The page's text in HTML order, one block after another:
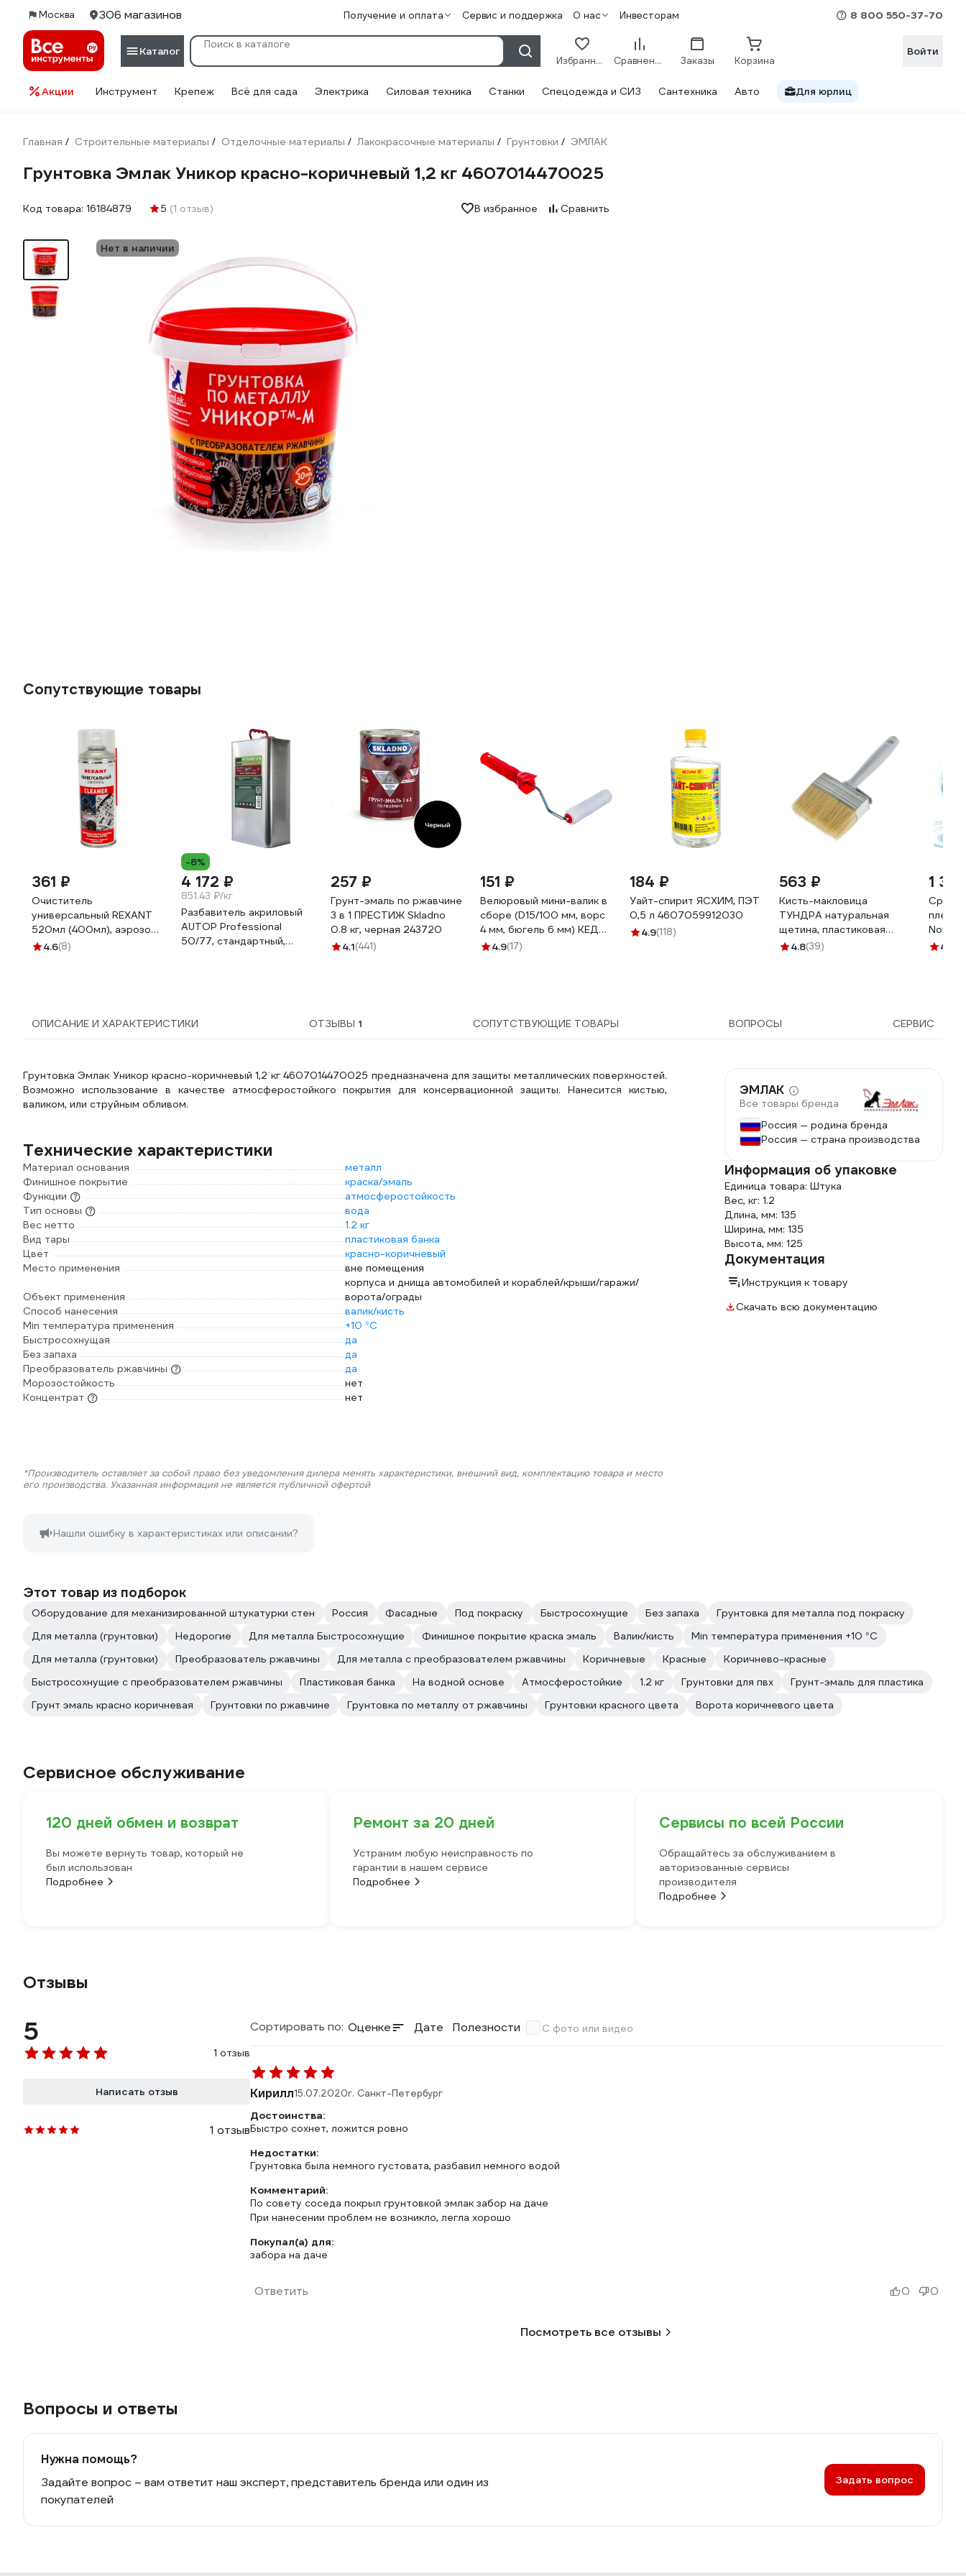
Москва 306 магазинов Получение и оплата Сервис и поддержка О нас Инвесторам 8 800 550-37-70
Каталог
Избранное Сравнение Заказы Корзина
Войти
Акции Инструмент Крепеж Всё для сада Электрика Силовая техника Станки Спецодежда и СИЗ Сантехника Авто Для юрлиц
Главная / Строительные материалы / Отделочные материалы / Лакокрасочные материалы / Грунтовки / ЭМЛАК
Грунтовка Эмлак Уникор красно-коричневый 1,2 кг 4607014470025
Код товара: 16184879 5 (1 отзыв) В избранное Сравнить
Нет в наличии
Сопутствующие товары
361 ₽
Очиститель
универсальный REXANT
520мл (400мл), аэрозоль
85-0002
4.6(8)
-8%
4 172 ₽
851.43 ₽/кг
Разбавитель акриловый
AUTOP Professional
50/77, стандартный,
257 ₽
Грунт-эмаль по ржавчине
3 в 1 ПРЕСТИЖ Skladno
0.8 кг, черная 243720
4.1(441)
151 ₽
Велюровый мини-валик в
сборе (D15/100 мм, ворс
4 мм, бюгель 6 мм) КЕДР
043-1510 25948
4.9(17)
184 ₽
Уайт-спирит ЯСХИМ, ПЭТ
0,5 л 4607059912030
4.9(118)
563 ₽
Кисть-макловица
ТУНДРА натуральная
щетина, пластиковая
ручка, 50 х 180 мм 881584
4.8(39)
1
Foam
4.9
ОПИСАНИЕ И ХАРАКТЕРИСТИКИ ОТЗЫВЫ 1 СОПУТСТВУЮЩИЕ ТОВАРЫ ВОПРОСЫ СЕРВИС
Грунтовка Эмлак Уникор красно-коричневый 1,2 кг 4607014470025 предназначена для защиты металлических поверхностей.
Возможно использование в качестве атмосферостойкого покрытия для консервационной защиты. Нанесится кистью,
валиком, или струйным обливом.
Технические характеристики
Материал основания
металл
Финишное покрытие
краска/эмаль
Функции
атмосферостойкость
Тип основы
вода
Вес нетто
1.2 кг
Вид тары
пластиковая банка
Цвет
красно-коричневый
Место применения
вне помещения
Объект применения
корпуса и днища автомобилей и кораблей/крыши/гаражи/
ворота/ограды
Способ нанесения
валик/кисть
Min температура применения
+10 °С
Быстросохнущая
да
Без запаха
да
Преобразователь ржавчины
да
Морозостойкость
нет
Концентрат
нет
*Производитель оставляет за собой право без уведомления дилера менять характеристики, внешний вид, комплектацию товара и место
его производства. Указанная информация не является публичной офертой
Нашли ошибку в характеристиках или описании?
ЭМЛАК
Все товары бренда
Россия — родина бренда
Россия — страна производства
Информация об упаковке
Единица товара: Штука
Вес, кг: 1.2
Длина, мм: 135
Ширина, мм: 135
Высота, мм: 125
Документация
Инструкция к товару
Скачать всю документацию
Этот товар из подборок
Оборудование для механизированной штукатурки стен Россия Фасадные Под покраску Быстросохнущие Без запаха
Грунтовка для металла под покраску
Для металла (грунтовки)
Недорогие Для металла Быстросохнущие Финишное покрытие краска эмаль Валик/кисть
Min температура применения +10 °С
Для металла (грунтовки)
Преобразователь ржавчины Для металла с преобразователем ржавчины Коричневые Красные
Коричнево-красные
Быстросохнущие с преобразователем ржавчины
Пластиковая банка На водной основе Атмосферостойкие 1.2 кг Грунтовки для пвх
Грунт-эмаль для пластика
Грунт эмаль красно коричневая
Грунтовки по ржавчине Грунтовка по металлу от ржавчины Грунтовки красного цвета Ворота коричневого цвета
Сервисное обслуживание
120 дней обмен и возврат
Вы можете вернуть товар, который не
был использован
Подробнее
Ремонт за 20 дней
Устраним любую неисправность по
гарантии в нашем сервисе
Подробнее
Сервисы по всей России
Обращайтесь за обслуживанием в
авторизованные сервисы
производителя
Подробнее
Отзывы
5
1 отзыв
Написать отзыв
1 отзыв
Сортировать по: Оценке Дате Полезности С фото или видео
Кирилл15.07.2020г. Санкт-Петербург
Достоинства:
Быстро сохнет, ложится ровно
Недостатки:
Грунтовка была немного густовата, разбавил немного водой
Комментарий:
По совету соседа покрыл грунтовкой эмлак забор на даче
При нанесении проблем не возникло, легла хорошо
Покупал(а) для:
забора на даче
Ответить 0 0
Посмотреть все отзывы
Вопросы и ответы
Нужна помощь?
Задайте вопрос – вам ответит наш эксперт, представитель бренда или один из
покупателей
Задать вопрос